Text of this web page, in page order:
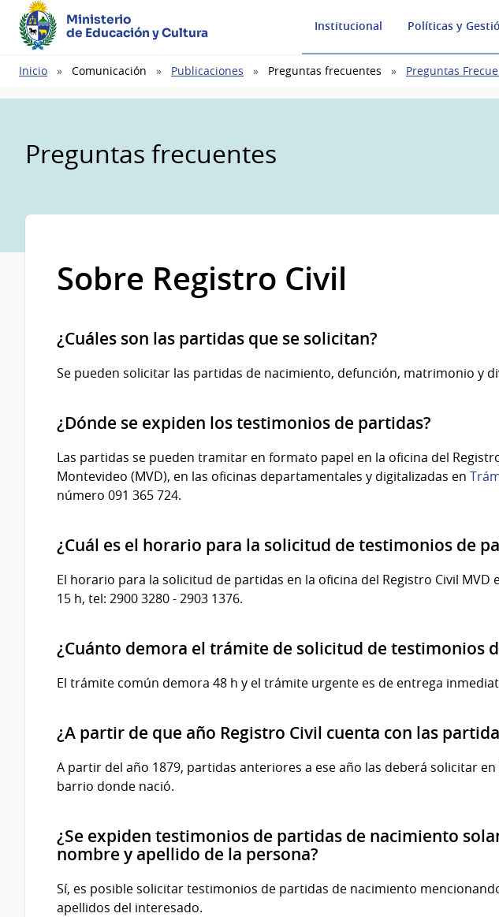
Ministerio
de Educación y Cultura
Institucional Políticas y
Ruta
Inicio Comunicación Publicaciones Preguntas frecuentes Preguntas
Preguntas frecuentes
Sobre Registro Civil
¿Cuáles son las partidas que se solicitan?
Se pueden solicitar las partidas de nacimiento, defunción, matrimonio y
¿Dónde se expiden los testimonios de partidas?
Las partidas se pueden tramitar en formato papel en la oficina del
Montevideo (MVD), en las oficinas departamentales y digitalizadas en
número 091 365 724.
¿Cuál es el horario para la solicitud de testimonios de
El horario para la solicitud de partidas en la oficina del Registro Civil MVD
15 h, tel: 2900 3280 - 2903 1376.
¿Cuánto demora el trámite de solicitud de testimonios
El trámite común demora 48 h y el trámite urgente es de entrega
¿A partir de que año Registro Civil cuenta con las
A partir del año 1879, partidas anteriores a ese año las deberá solicitar
barrio donde nació.
¿Se expiden testimonios de partidas de nacimiento
nombre y apellido de la persona?
Sí, es posible solicitar testimonios de partidas de nacimiento
apellidos del interesado.